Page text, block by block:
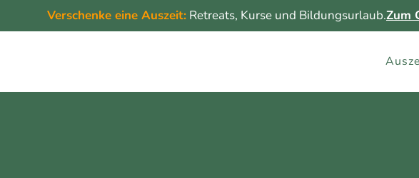
Verschenke eine Auszeit: Retreats, Kurse und Bildungsurlaub.Zum